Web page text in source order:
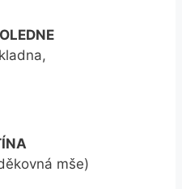
mše)